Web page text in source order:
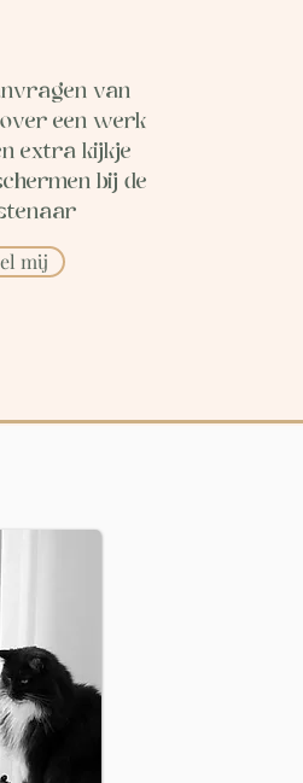
van
een werk
extra kijkje
bij de
mij